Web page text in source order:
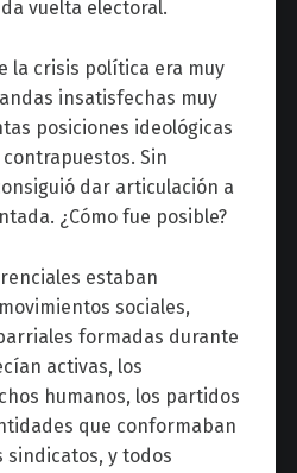
vuelta electoral.
la crisis política era muy
insatisfechas muy
posiciones ideológicas
Sin
dar articulación a
¿Cómo fue posible?
estaban
sociales,
formadas durante
activas, los
humanos, los partidos
que conformaban
sindicatos, y todos